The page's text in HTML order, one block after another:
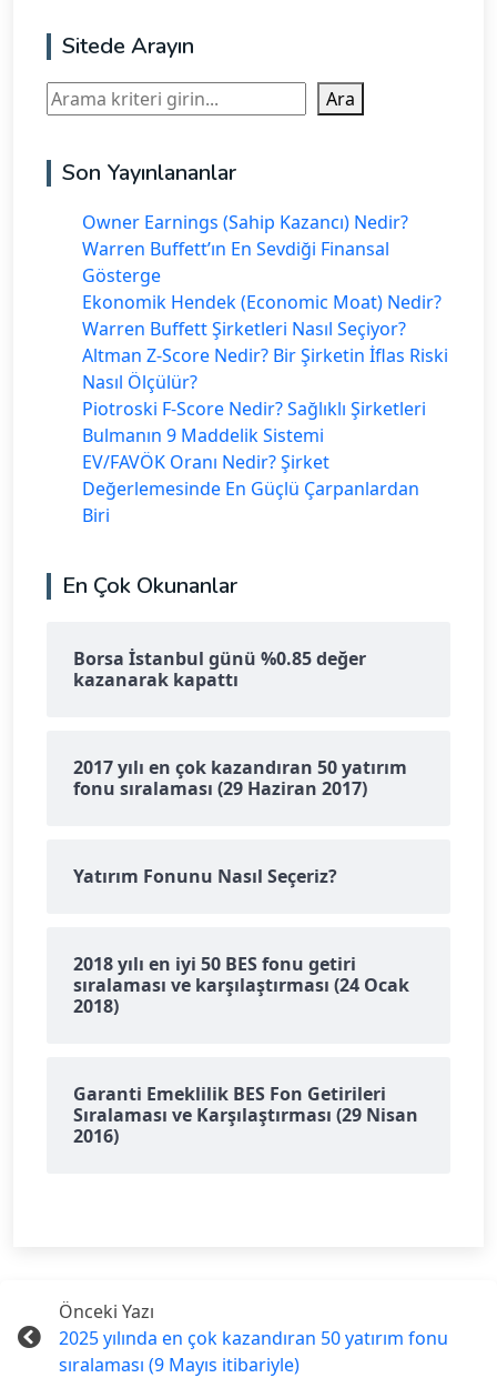
Sitede Arayın
Ara Ara
Son Yayınlananlar
Owner Earnings (Sahip Kazancı) Nedir?
Warren Buffett’ın En Sevdiği Finansal
Gösterge
Ekonomik Hendek (Economic Moat) Nedir?
Warren Buffett Şirketleri Nasıl Seçiyor?
Altman Z-Score Nedir? Bir Şirketin İflas Riski
Nasıl Ölçülür?
Piotroski F-Score Nedir? Sağlıklı Şirketleri
Bulmanın 9 Maddelik Sistemi
EV/FAVÖK Oranı Nedir? Şirket
Değerlemesinde En Güçlü Çarpanlardan
Biri
En Çok Okunanlar
Borsa İstanbul günü %0.85 değer
kazanarak kapattı
2017 yılı en çok kazandıran 50 yatırım
fonu sıralaması (29 Haziran 2017)
Yatırım Fonunu Nasıl Seçeriz?
2018 yılı en iyi 50 BES fonu getiri
sıralaması ve karşılaştırması (24 Ocak
2018)
Garanti Emeklilik BES Fon Getirileri
Sıralaması ve Karşılaştırması (29 Nisan
2016)
Önceki Yazı
2025 yılında en çok kazandıran 50 yatırım fonu
sıralaması (9 Mayıs itibariyle)